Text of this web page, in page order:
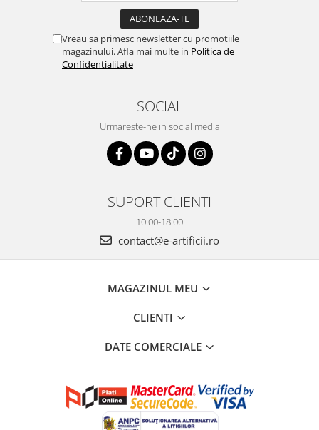
Vreau sa primesc newsletter cu promotiile
magazinului. Afla mai multe in Politica de
Confidentialitate
SOCIAL
Urmareste-ne in social media
SUPORT CLIENTI
10:00-18:00
contact@e-artificii.ro
MAGAZINUL MEU
CLIENTI
DATE COMERCIALE